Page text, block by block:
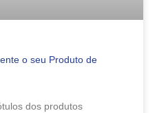
o seu Produto de
dos produtos